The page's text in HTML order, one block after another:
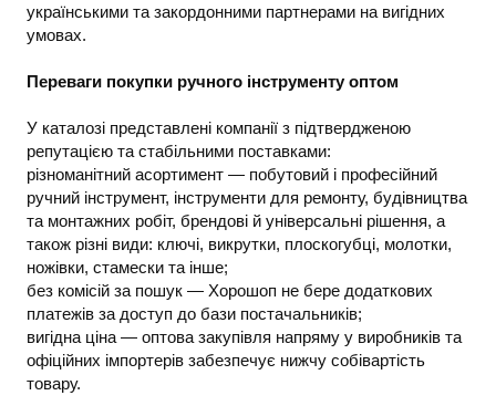
українськими та закордонними партнерами на вигідних
умовах.
Переваги покупки ручного інструменту оптом
У каталозі представлені компанії з підтвердженою
репутацією та стабільними поставками:
різноманітний асортимент — побутовий і професійний
ручний інструмент, інструменти для ремонту, будівництва
та монтажних робіт, брендові й універсальні рішення, а
також різні види: ключі, викрутки, плоскогубці, молотки,
ножівки, стамески та інше;
без комісій за пошук — Хорошоп не бере додаткових
платежів за доступ до бази постачальників;
вигідна ціна — оптова закупівля напряму у виробників та
офіційних імпортерів забезпечує нижчу собівартість
товару.